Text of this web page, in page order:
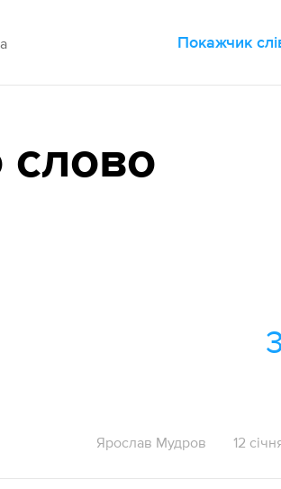
Покажчик
слово
3
Ярослав Мудров 12